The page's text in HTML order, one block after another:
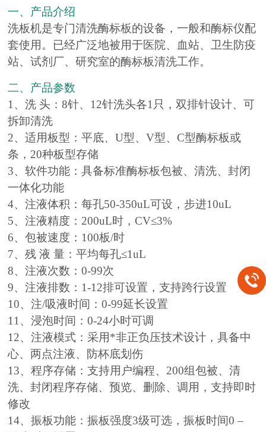
一、产品介绍
洗板机是专门清洗酶标板的设备，一般和酶标仪配
套使用。已经广泛地被用于医院、血站、卫生防疫
站、试剂厂、研究室的酶标板清洗工作。
二、产品参数
1、洗 头：8针、12针洗头各1只，双排针设计、可
拆卸清洗
2、适用板型：平底、U型、V型、C型酶标板或
条，20种板型存储
3、软件功能：具备标准酶标板包被、清洗、封闭
一体化功能
4、注液体积：每孔50-350uL可设，步进10uL
5、注液精度：200uL时，CV≤3%
6、包被速度：100板/时
7、残 液 量：平均每孔≤1uL
8、注液次数：0-99次
9、注液排数：1-12排可设置，支持跨行设置
10、注/吸液时间：0-99延长设置
11、浸泡时间：0-24小时可调
12、注液模式：采用*非正负压技术设计，具备中
心、两点注液、防杯底划伤
13、程序存储：支持用户编程、200组包被、清
洗、封闭程序存储、预览、删除、调用，支持即时
修改
14、振板功能：振板强度3级可选，振板时间0 –